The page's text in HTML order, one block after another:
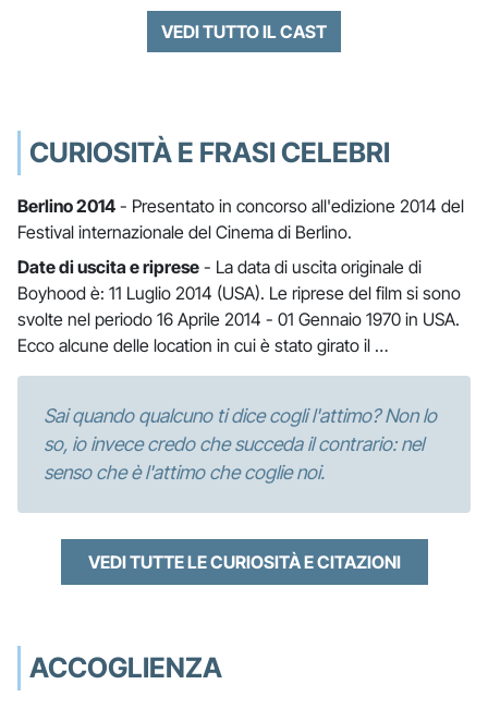
VEDI TUTTO IL CAST
CURIOSITÀ E FRASI CELEBRI
Berlino 2014 - Presentato in concorso all'edizione 2014 del
Festival internazionale del Cinema di Berlino.
Date di uscita e riprese - La data di uscita originale di
Boyhood è: 11 Luglio 2014 (USA). Le riprese del film si sono
svolte nel periodo 16 Aprile 2014 - 01 Gennaio 1970 in USA.
Ecco alcune delle location in cui è stato girato il …
Sai quando qualcuno ti dice cogli l'attimo? Non lo
so, io invece credo che succeda il contrario: nel
senso che è l'attimo che coglie noi.
VEDI TUTTE LE CURIOSITÀ E CITAZIONI
ACCOGLIENZA